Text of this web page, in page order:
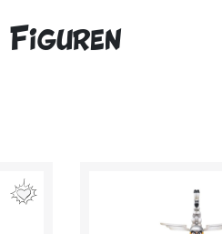
Figuren